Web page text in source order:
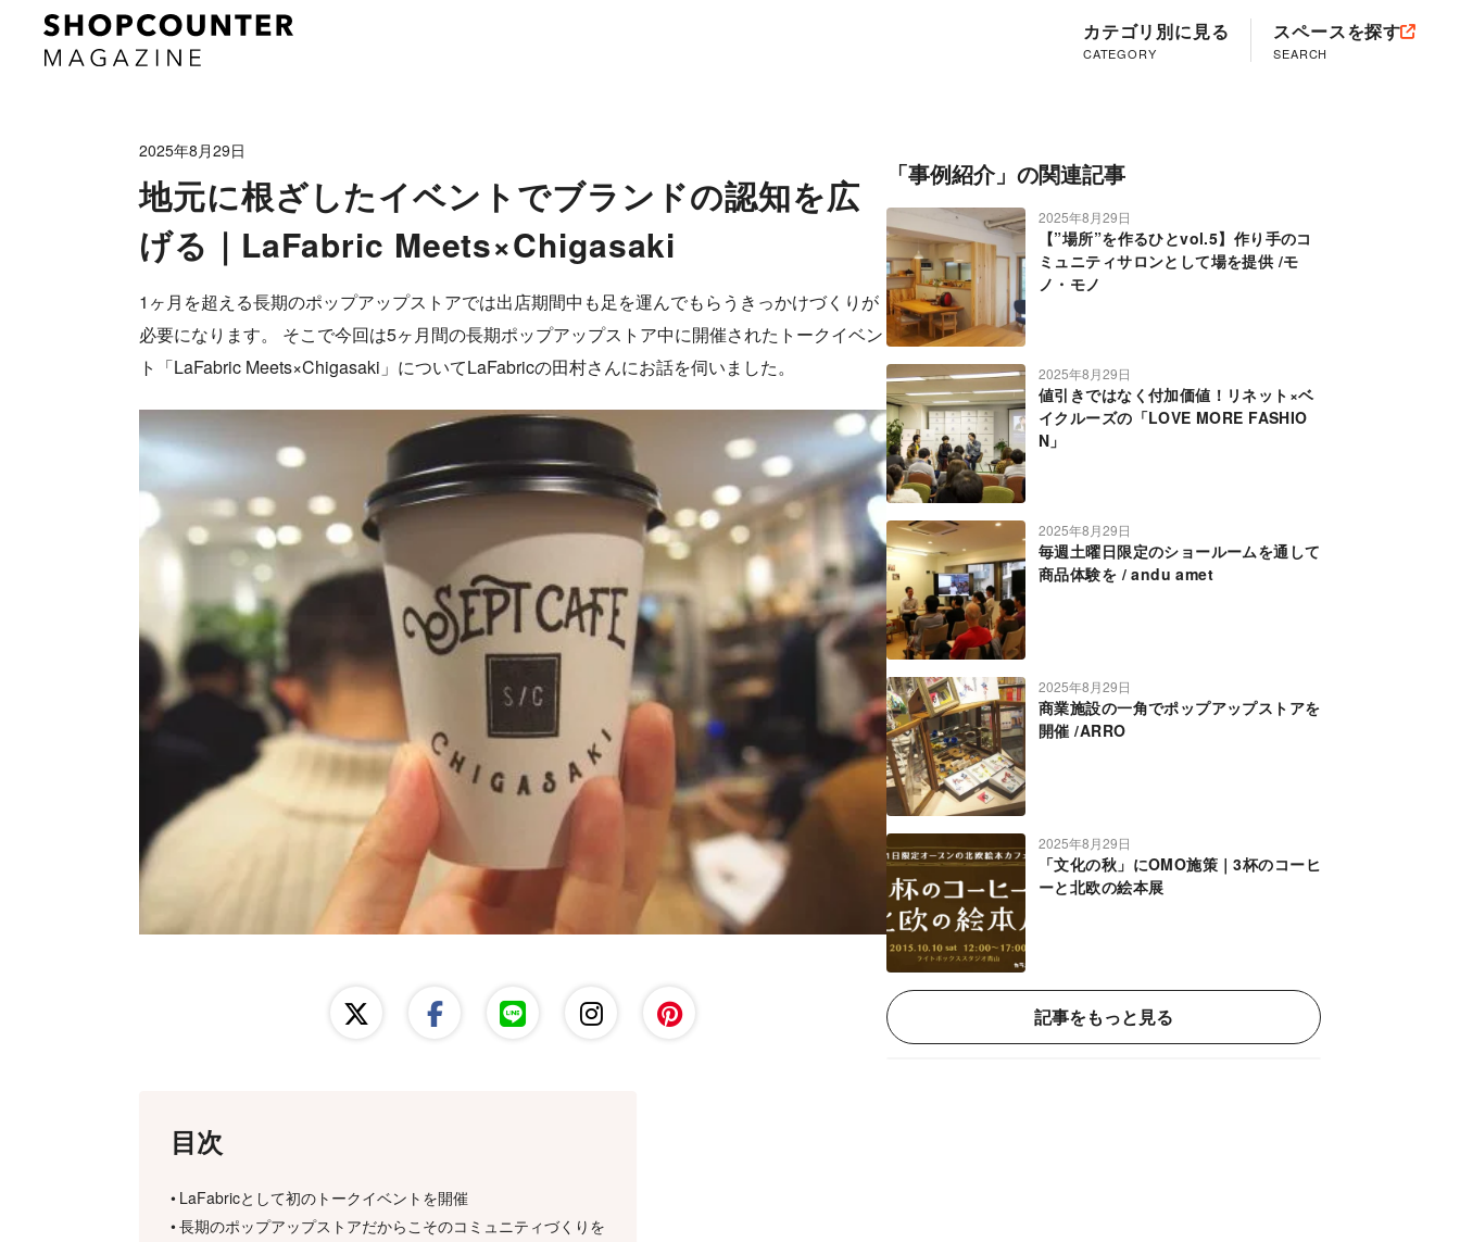
カテゴリ別に見る
CATEGORY
スペースを探す
SEARCH
2025年8月29日
地元に根ざしたイベントでブランドの認知を広
げる｜LaFabric Meets×Chigasaki
1ヶ月を超える長期のポップアップストアでは出店期間中も足を運んでもらうきっかけづくりが
必要になります。 そこで今回は5ヶ月間の長期ポップアップストア中に開催されたトークイベン
ト「LaFabric Meets×Chigasaki」についてLaFabricの田村さんにお話を伺いました。
目次
LaFabricとして初のトークイベントを開催
長期のポップアップストアだからこそのコミュニティづくりを
「事例紹介」の関連記事
2025年8月29日
【”場所”を作るひとvol.5】作り手のコ
ミュニティサロンとして場を提供 /モ
ノ・モノ
2025年8月29日
値引きではなく付加価値！リネット×ベ
イクルーズの「LOVE MORE FASHIO
N」
2025年8月29日
毎週土曜日限定のショールームを通して
商品体験を / andu amet
2025年8月29日
商業施設の一角でポップアップストアを
開催 /ARRO
2025年8月29日
「文化の秋」にOMO施策｜3杯のコーヒ
ーと北欧の絵本展
記事をもっと見る